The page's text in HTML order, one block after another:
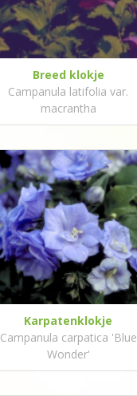
Breed klokje
Campanula latifolia var.
macrantha
Karpatenklokje
Campanula carpatica 'Blue
Wonder'